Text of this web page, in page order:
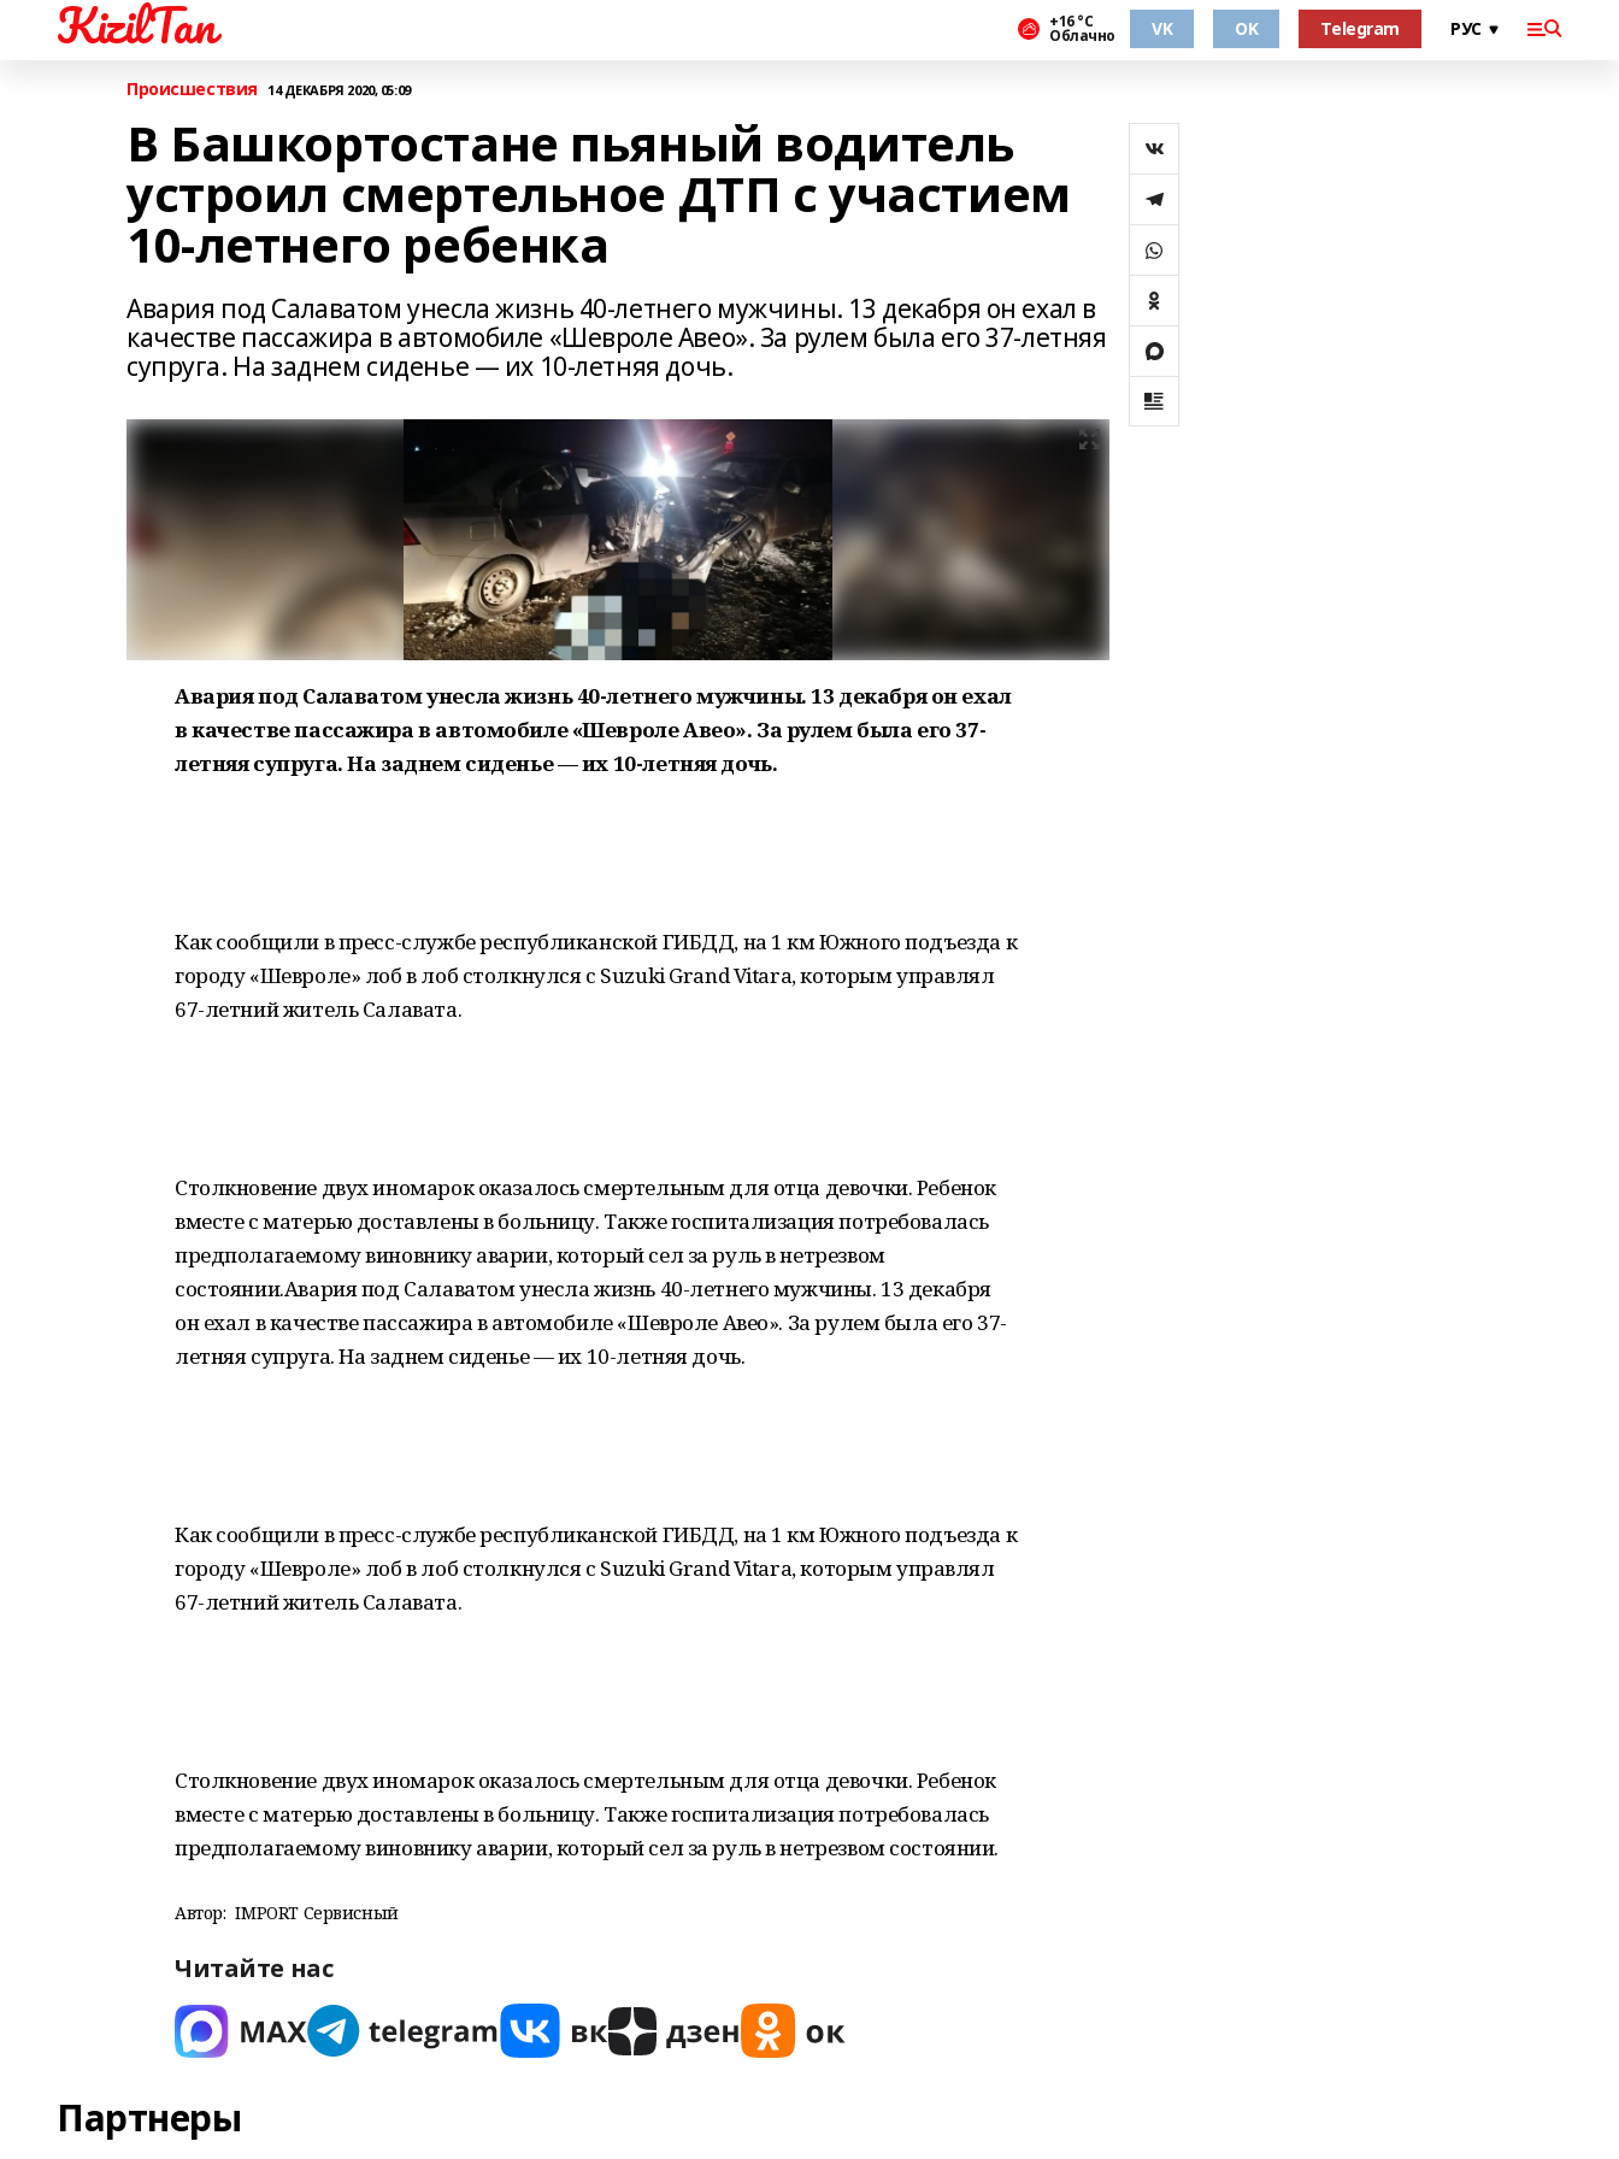
KizilTan +16 °С
Облачно VK OK Telegram
Происшествия 14 ДЕКАБРЯ 2020, 05:09
В Башкортостане пьяный водитель
устроил смертельное ДТП с участием
10-летнего ребенка
Авария под Салаватом унесла жизнь 40-летнего мужчины. 13 декабря он ехал в
качестве пассажира в автомобиле «Шевроле Авео». За рулем была его 37-летняя
супруга. На заднем сиденье — их 10-летняя дочь.
Авария под Салаватом унесла жизнь 40-летнего мужчины. 13 декабря он ехал
в качестве пассажира в автомобиле «Шевроле Авео». За рулем была его 37-
летняя супруга. На заднем сиденье — их 10-летняя дочь.
Как сообщили в пресс-службе республиканской ГИБДД, на 1 км Южного подъезда к
городу «Шевроле» лоб в лоб столкнулся с Suzuki Grand Vitara, которым управлял
67-летний житель Салавата.
Столкновение двух иномарок оказалось смертельным для отца девочки. Ребенок
вместе с матерью доставлены в больницу. Также госпитализация потребовалась
предполагаемому виновнику аварии, который сел за руль в нетрезвом
состоянии.Авария под Салаватом унесла жизнь 40-летнего мужчины. 13 декабря
он ехал в качестве пассажира в автомобиле «Шевроле Авео». За рулем была его 37-
летняя супруга. На заднем сиденье — их 10-летняя дочь.
Как сообщили в пресс-службе республиканской ГИБДД, на 1 км Южного подъезда к
городу «Шевроле» лоб в лоб столкнулся с Suzuki Grand Vitara, которым управлял
67-летний житель Салавата.
Столкновение двух иномарок оказалось смертельным для отца девочки. Ребенок
вместе с матерью доставлены в больницу. Также госпитализация потребовалась
предполагаемому виновнику аварии, который сел за руль в нетрезвом состоянии.
Автор: IMPORT Сервисный
Читайте нас
Партнеры